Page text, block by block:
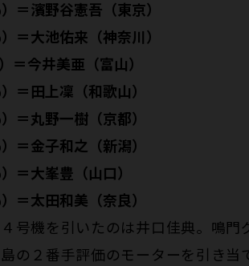
＝濱野谷憲吾（東京）
＝大池佑来（神奈川）
＝今井美亜（富山）
＝田上凜（和歌山）
＝丸野一樹（京都）
＝金子和之（新潟）
＝大峯豊（山口）
＝太田和美（奈良）
号機を引いたのは井口佳典。鳴門
の２番手評価のモーターを引き当